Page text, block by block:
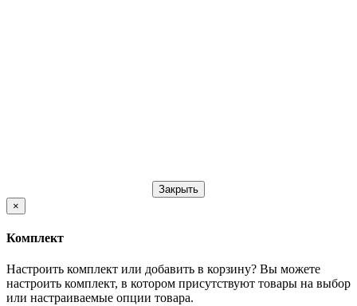
Закрыть
×
Комплект
Настроить комплект или добавить в корзину? Вы можете
настроить комплект, в котором присутствуют товары на выбор
или настраиваемые опции товара.